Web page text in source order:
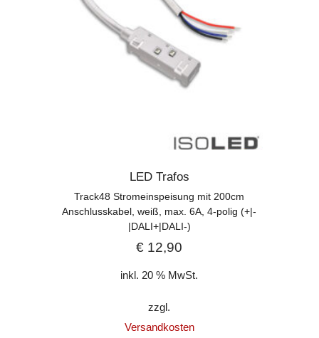
LED Trafos
Track48 Stromeinspeisung mit 200cm
Anschlusskabel, weiß, max. 6A, 4-polig (+|-
|DALI+|DALI-)
€ 12,90
inkl. 20 % MwSt.
zzgl.
Versandkosten